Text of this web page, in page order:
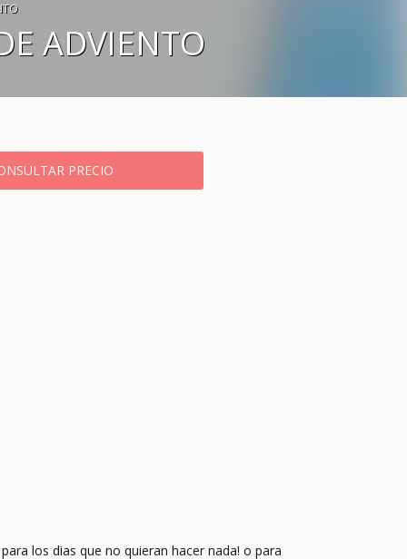
ADVIENTO
los dias que no quieran hacer nada! o para